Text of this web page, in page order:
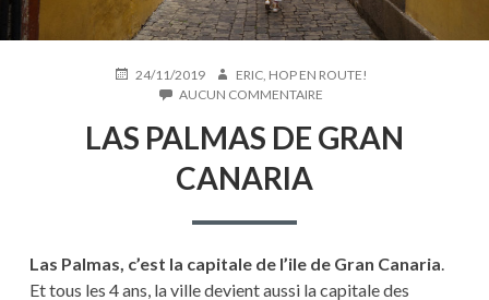
PUBLIÉ24/11/2019 AUTEUR
ERIC, HOP EN ROUTE!
AUCUN COMMENTAIRE
PALMAS
DE
LAS PALMAS DE GRAN
CANARIA
Las Palmas, c’est la capitale de l’ile de Gran Canaria
Et tous les 4 ans, la ville devient aussi la capitale des